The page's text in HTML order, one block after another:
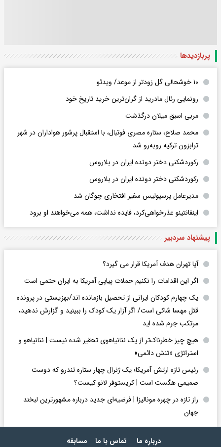
پربازدید‌ها
۱۰ خوشحالی گل زودتر از موعد/ ویدئو
رونمایی رئال مادرید از گران‌ترین خرید تاریخ خود
مربی اسبق میلان درگذشت
محمد صلاح، ستاره مصری فوتبال، با استقبال پرشور هواداران در شهر
ترابزون ترکیه روبه‌رو شد
رکوردشکنی دختر دونده ایران در بلاروس
رکوردشکنی دختر دونده ایران در بلاروس
مدیرعامل پرسپولیس سفیر افتخاری چوگان شد
اینفانتینو عذرخواهی‌کرد، فایده نداشت، همه می‌خواهند او برود
پیشنهاد سردبیر
آیا تهران هدف آمریکا قرار می گیرد؟
اگر این اقدامات را نکنیم حملات پیاپی آمریکا به ایران حتمی است
یک چهارم کودکان ایرانی از تحصیل بازمانده اند/بهزیستی در پرونده
قتل مهسا شاکی است/ اگر آزار یک کودک را ببینید و گزارش ندهید،
مرتکب جرم شده اید
هیچ چیز خطرناک‌تر از یک نتانیاهوی تحقیر شده نیست | نتانیاهو و
استراتژی «تنش دائمی»
رئیس تازه ارتش آمریکا؛ یک ژنرال چهار ستاره تندرو که دوست
صمیمی هگست است | کریستوفر لانو کیست؟
راز تازه در چهره مونالیزا | فرضیه‌ای جدید درباره مشهورترین لبخند
جهان
درباره ما تماس با ما مسابقه